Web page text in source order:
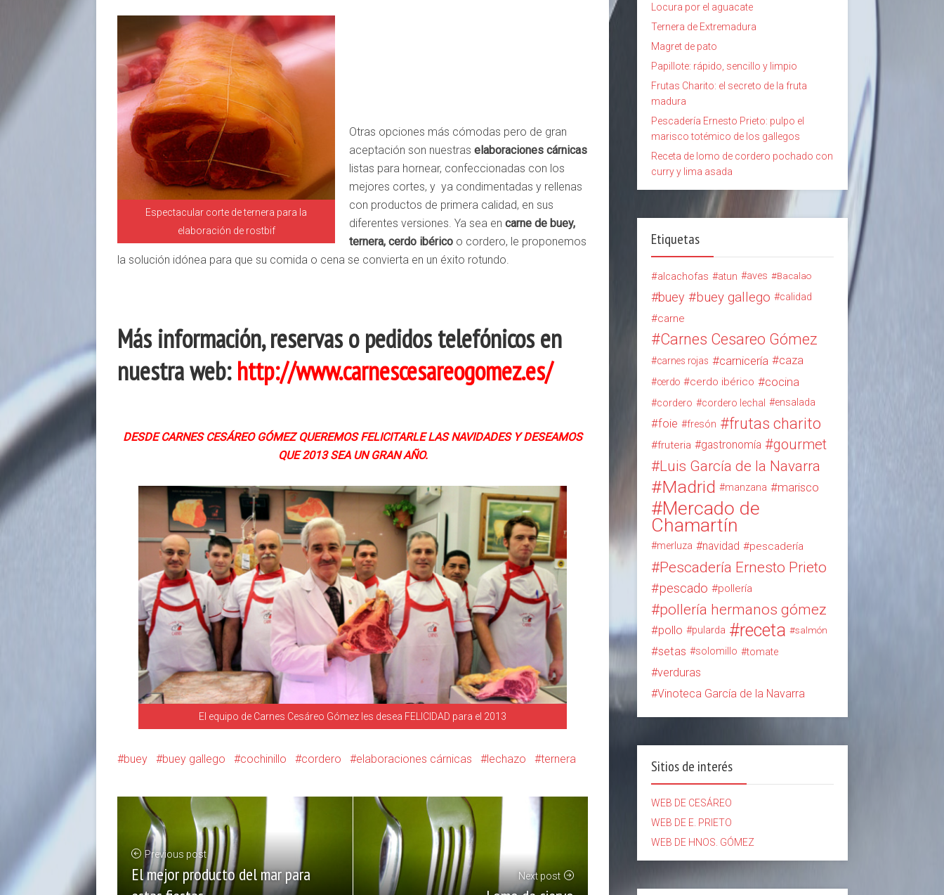
Espectacular corte de ternera para la
elaboración de rostbif
Otras opciones más cómodas pero de gran
aceptación son nuestras elaboraciones cárnicas
listas para hornear, confeccionadas con los
mejores cortes, y ya condimentadas y rellenas
con productos de primera calidad, en sus
diferentes versiones. Ya sea en carne de buey,
ternera, cerdo ibérico o cordero, le proponemos
la solución idónea para que su comida o cena se convierta en un éxito rotundo.
Más información, reservas o pedidos telefónicos en
nuestra web:http://www.carnescesareogomez.es/
DESDE CARNES CESÁREO GÓMEZ QUEREMOS FELICITARLE LAS NAVIDADES Y DESEAMOS
QUE 2013 SEA UN GRAN AÑO.
El equipo de Carnes Cesáreo Gómez les desea FELICIDAD para el 2013
buey buey gallego cochinillo cordero elaboraciones cárnicas lechazo ternera
Previous post
El mejor producto del mar para
Next post
Locura por el aguacate
Ternera de Extremadura
Magret de pato
Papillote: rápido, sencillo y limpio
Frutas Charito: el secreto de la fruta
madura
Pescadería Ernesto Prieto: pulpo el
marisco totémico de los gallegos
Receta de lomo de cordero pochado con
curry y lima asada
Etiquetas
alcachofas atun aves Bacalao
buey buey gallego calidad
carne
Carnes Cesareo Gómez
carnes rojas carnicería caza
cerdo cerdo ibérico cocina
cordero cordero lechal ensalada
foie fresón frutas charito
fruteria gastronomía gourmet
Luis García de la Navarra
Madrid manzana marisco
Mercado de
Chamartín
merluza navidad pescadería
Pescadería Ernesto Prieto
pescado pollería
pollería hermanos gómez
pollo pularda receta salmón
setas solomillo tomate
verduras
Vinoteca García de la Navarra
Sitios de interés
WEB DE CESÁREO
WEB DE E. PRIETO
WEB DE HNOS. GÓMEZ